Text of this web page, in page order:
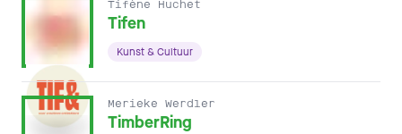
Tifène Huchet
Tifen
Kunst & Cultuur
Merieke Werdler
TimberRing